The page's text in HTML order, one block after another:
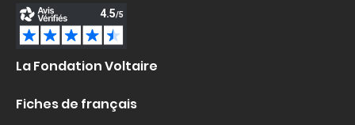
La Fondation Voltaire
Fiches de français